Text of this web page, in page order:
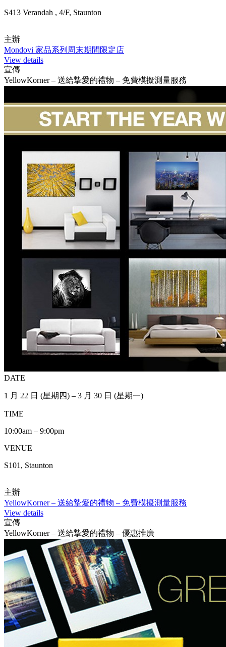
S413 Verandah , 4/F, Staunton
主辦
Mondovi 家品系列周末期間限定店
View details
宣傳
YellowKorner – 送給摯愛的禮物 – 免費模擬測量服務
DATE
1 月 22 日 (星期四) – 3 月 30 日 (星期一)
TIME
10:00am – 9:00pm
VENUE
S101, Staunton
主辦
YellowKorner – 送給摯愛的禮物 – 免費模擬測量服務
View details
宣傳
YellowKorner – 送給摯愛的禮物 – 優惠推廣